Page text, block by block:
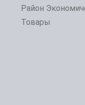
Район
Товары